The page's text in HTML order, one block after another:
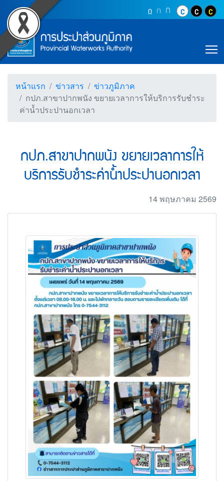
กปภ.สาขาปากพนัง ขยาย
ข้ามไปยังเนื้อหา (Skip to content)
ข้ามไปยังเมนู (Skip to menu)
หน้าค้นหาข้อมูลในเว็บไซต์ (Search)
หน้าแผนผังเว็บไซต์ (Sitemap)
ตัวช่วยเหลือการเข้าถึงเว็บไซต์
หน้าหลักหรือโฮมเพจ
หน้าคำถามยอดฮิต
Top Menu กปุ่มปรับตัวอักษรให้เป็นขนา
กปุ่มเพิ่มขนาดตัวอักษร
ก ปุ่มเพิ่มขนาดตั
ปุ่มปรับสีตัวอัก
ปุ่มปรับสี
ปุ่ม
Main Menu
ตราสัญลักษณ์ และค่านิยม การประปาส่ว
หน้าแรก ข่าวสาร
ข่าวภูมิภาค
กปภ.สาขาปากพนัง ขยายเวลาการให้บริการรับชำระ
ค่าน้ำประปานอกเวลา
กปภ.สาขาปากพนัง ขยายเวลาการให้
บริการรับชำระค่าน้ำประปานอกเวลา
14 พฤษภาคม 2569